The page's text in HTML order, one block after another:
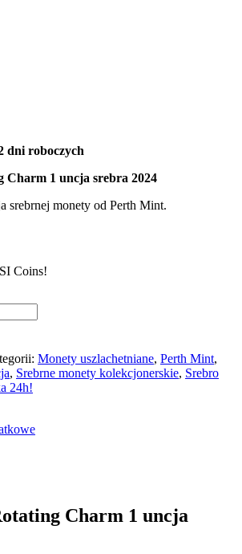
dni roboczych
Charm 1 uncja srebra 2024
srebrnej monety od Perth Mint.
Coins!
Monety uszlachetniane, Perth Mint,
, Srebrne monety kolekcjonerskie, Srebro
24h!
Charm 1 uncja